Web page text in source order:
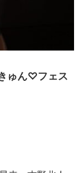
ゅん♡フェス